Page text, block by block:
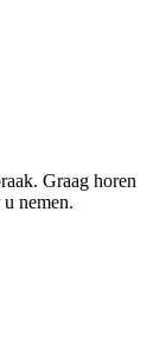
Graag horen
nemen.